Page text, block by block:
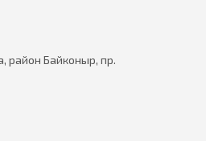
район Байконыр, пр.